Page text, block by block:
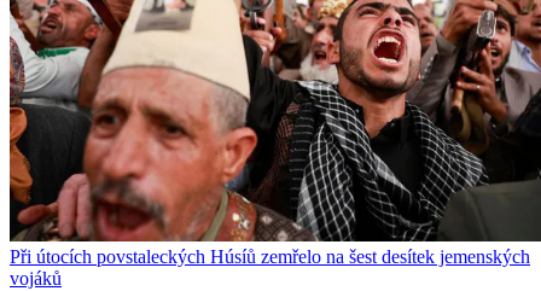
Při útocích povstaleckých Húsíů zemřelo na šest desítek jemenských
vojáků